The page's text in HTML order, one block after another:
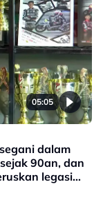
05:05
dalam
90an, dan
legasi